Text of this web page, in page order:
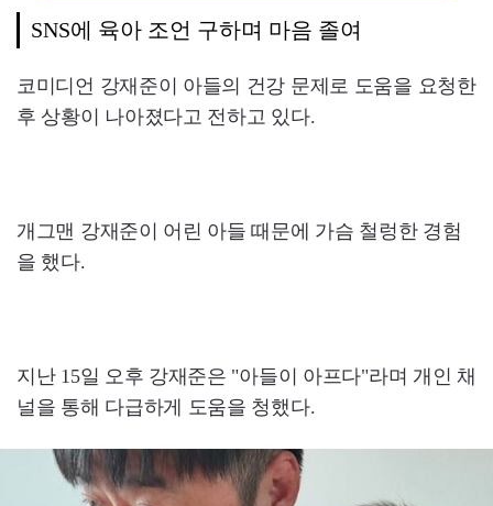
SNS에 육아 조언 구하며 마음 졸여
코미디언 강재준이 아들의 건강 문제로 도움을 요청한
후 상황이 나아졌다고 전하고 있다.
개그맨 강재준이 어린 아들 때문에 가슴 철렁한 경험
을 했다.
지난 15일 오후 강재준은 "아들이 아프다"라며 개인 채
널을 통해 다급하게 도움을 청했다.